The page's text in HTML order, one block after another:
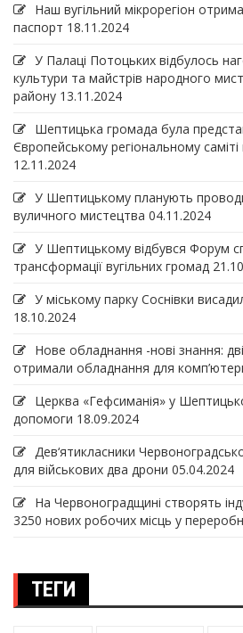
Наш вугільний мікрорегіон
паспорт 18.11.2024
У Палаці Потоцьких відбулось
культури та майстрів народного
району 13.11.2024
Шептицька громада була
Європейському регіональному
12.11.2024
У Шептицькому планують
вуличного мистецтва 04.11.2024
У Шептицькому відбувся Форум
трансформації вугільних громад
У міському парку Соснівки
18.10.2024
Нове обладнання -нові знання:
отримали обладнання для
Церква «Гефсиманія» у
допомоги 18.09.2024
Дев‘ятикласники
для військових два дрони 05.04.2024
На Червоноградщині створять
3250 нових робочих місць у
ТЕГИ